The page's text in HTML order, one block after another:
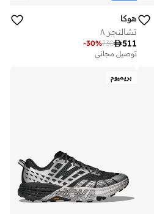
هوكا
تشالنجر ٨
511
730
-30%
توصيل مجاني
بريميوم